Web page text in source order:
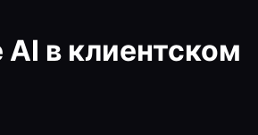
в клиентском